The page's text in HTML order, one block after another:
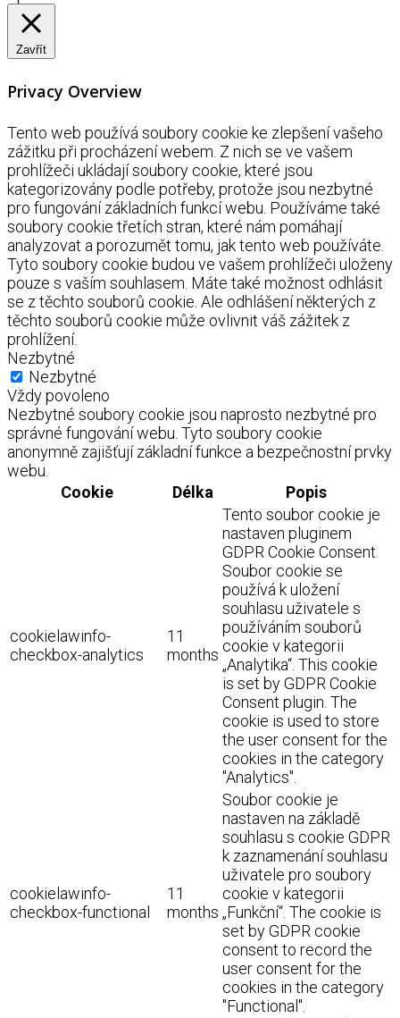
Zavřít
Privacy Overview
Tento web používá soubory cookie ke zlepšení vašeho
zážitku při procházení webem. Z nich se ve vašem
prohlížeči ukládají soubory cookie, které jsou
kategorizovány podle potřeby, protože jsou nezbytné
pro fungování základních funkcí webu. Používáme také
soubory cookie třetích stran, které nám pomáhají
analyzovat a porozumět tomu, jak tento web používáte.
Tyto soubory cookie budou ve vašem prohlížeči uloženy
pouze s vaším souhlasem. Máte také možnost odhlásit
se z těchto souborů cookie. Ale odhlášení některých z
těchto souborů cookie může ovlivnit váš zážitek z
prohlížení.
Nezbytné
Nezbytné
Vždy povoleno
Nezbytné soubory cookie jsou naprosto nezbytné pro
správné fungování webu. Tyto soubory cookie
anonymně zajišťují základní funkce a bezpečnostní prvky
webu.
Cookie
Délka Popis
cookielawinfo-
checkbox-analytics
11
months
Tento soubor cookie je
nastaven pluginem
GDPR Cookie Consent.
Soubor cookie se
používá k uložení
souhlasu uživatele s
používáním souborů
cookie v kategorii
„Analytika“. This cookie
is set by GDPR Cookie
Consent plugin. The
cookie is used to store
the user consent for the
cookies in the category
"Analytics".
cookielawinfo-
checkbox-functional
11
months
Soubor cookie je
nastaven na základě
souhlasu s cookie GDPR
k zaznamenání souhlasu
uživatele pro soubory
cookie v kategorii
„Funkční“. The cookie is
set by GDPR cookie
consent to record the
user consent for the
cookies in the category
"Functional".